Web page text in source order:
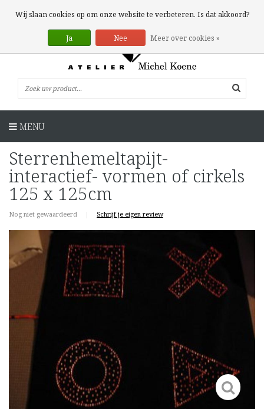
0 Artikelen
MENU
Sterrenhemeltapijt-
interactief- vormen of cirkels
125 x 125cm
Nog niet gewaardeerd | Schrijf je eigen review
Wij slaan cookies op om onze website te verbeteren. Is dat akkoord?
Ja Nee Meer over cookies »